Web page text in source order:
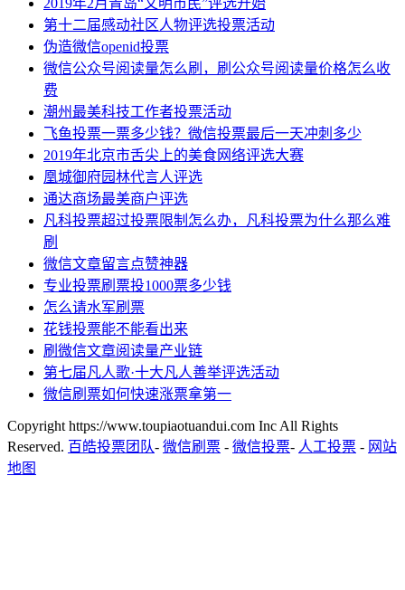
第十二届感动社区人物评选投票活动
伪造微信openid投票
微信公众号阅读量怎么刷，刷公众号阅读量价格怎么收
费
潮州最美科技工作者投票活动
飞鱼投票一票多少钱？微信投票最后一天冲刺多少
2019年北京市舌尖上的美食网络评选大赛
凰城御府园林代言人评选
通达商场最美商户评选
凡科投票超过投票限制怎么办，凡科投票为什么那么难
刷
微信文章留言点赞神器
专业投票刷票投1000票多少钱
怎么请水军刷票
花钱投票能不能看出来
刷微信文章阅读量产业链
第七届凡人歌·十大凡人善举评选活动
微信刷票如何快速涨票拿第一
Copyright https://www.toupiaotuandui.com Inc All Rights
Reserved. 百皓投票团队- 微信刷票 - 微信投票- 人工投票 - 网站
地图